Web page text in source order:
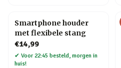
Smartphone houder
met flexibele stang
€14,99
✔ Voor 22:45 besteld, morgen in
huis!